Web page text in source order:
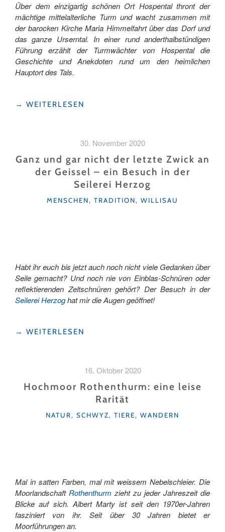
Über dem einzigartig schönen Ort Hospental thront der
mächtige mittelalterliche Turm und wacht zusammen mit
der barocken Kirche Maria Himmelfahrt über das Dorf und
das ganze Urserntal. In einer rund anderthalbstündigen
Führung erzählt der Turmwächter von Hospental die
Geschichte und Anekdoten rund um den heimlichen
Hauptort des Tals.
"AUF
HOSPENTAL"
→ WEITERLESEN
30. November 2020
Ganz und gar nicht der letzte Zwick an
der Geissel – ein Besuch in der
Seilerei Herzog
KATEGORIEN
MENSCHEN, TRADITION, WILLISAU
Habt ihr euch bis jetzt auch noch nicht viele Gedanken über
Seile gemacht? Und noch nie von Einblas-Schnüren oder
reflektierenden Zeltschnüren gehört? Der Besuch in der
Seilerei Herzoghat mir die Augen geöffnet!
"GANZ
LETZTE
DER
SEILEREI
HERZOG"
→ WEITERLESEN
16. Oktober 2020
Hochmoor Rothenthurm: eine leise
Rarität
KATEGORIEN
NATUR, SCHWYZ, TIERE, WANDERN
Mal in satten Farben, mal mit weissem Nebelschleier. Die
Moorlandschaft Rothenthurm zieht zu jeder Jahreszeit die
Blicke auf sich. Albert Marty ist seit den 1970er-Jahren
fasziniert von ihr. Seit über 30 Jahren bietet er
Moorführungen an.